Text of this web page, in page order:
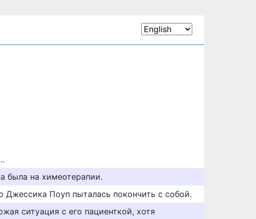
была на химеотерапии.
Джессика Поуп пыталась покончить с собой.
ситуация с его пациенткой, хотя